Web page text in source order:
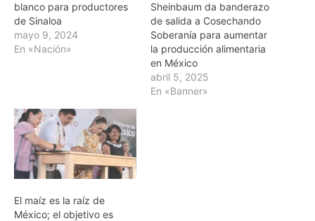
blanco para productores
de Sinaloa
mayo 9, 2024
En «Nación»
Sheinbaum da banderazo
de salida a Cosechando
Soberanía para aumentar
la producción alimentaria
en México
abril 5, 2025
En «Banner»
El maíz es la raíz de
México; el objetivo es